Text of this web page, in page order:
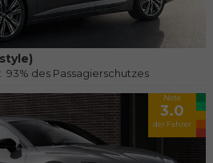
93% des Passagierschutzes
Note
3.0
der Fahrer